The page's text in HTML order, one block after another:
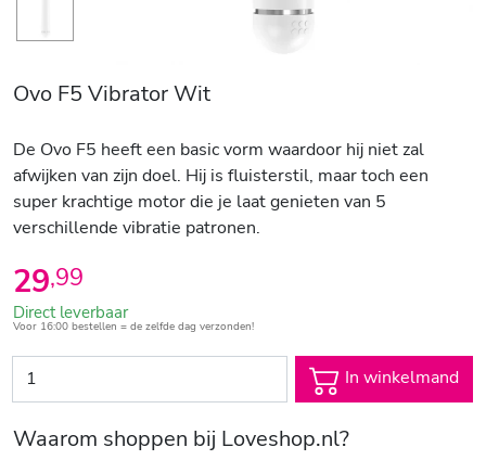
Ovo F5 Vibrator Wit
De Ovo F5 heeft een basic vorm waardoor hij niet zal
afwijken van zijn doel. Hij is fluisterstil, maar toch een
super krachtige motor die je laat genieten van 5
verschillende vibratie patronen.
29,99
Direct leverbaar
Voor 16:00 bestellen = de zelfde dag verzonden!
In winkelmand
Waarom shoppen bij Loveshop.nl?